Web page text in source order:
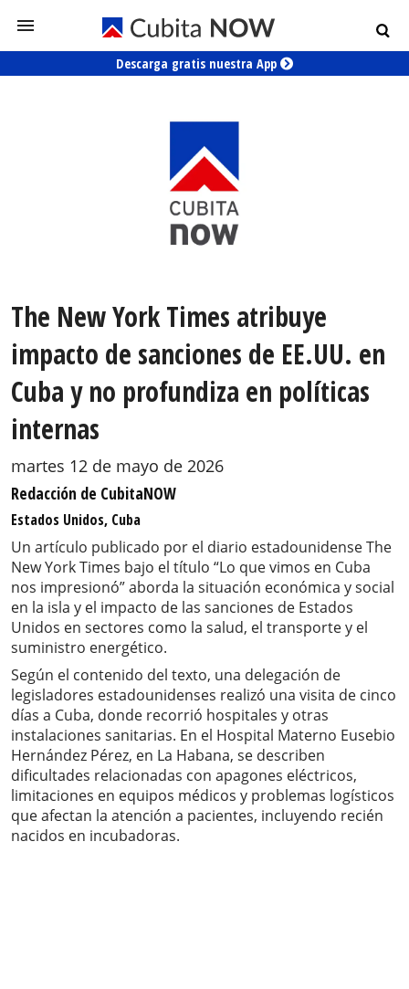
Descarga gratis nuestra App
The New York Times atribuye
impacto de sanciones de EE.UU. en
Cuba y no profundiza en políticas
internas
martes 12 de mayo de 2026
Redacción de CubitaNOW
Estados Unidos, Cuba
Un artículo publicado por el diario estadounidense The
New York Times bajo el título “Lo que vimos en Cuba
nos impresionó” aborda la situación económica y social
en la isla y el impacto de las sanciones de Estados
Unidos en sectores como la salud, el transporte y el
suministro energético.
Según el contenido del texto, una delegación de
legisladores estadounidenses realizó una visita de cinco
días a Cuba, donde recorrió hospitales y otras
instalaciones sanitarias. En el Hospital Materno Eusebio
Hernández Pérez, en La Habana, se describen
dificultades relacionadas con apagones eléctricos,
limitaciones en equipos médicos y problemas logísticos
que afectan la atención a pacientes, incluyendo recién
nacidos en incubadoras.